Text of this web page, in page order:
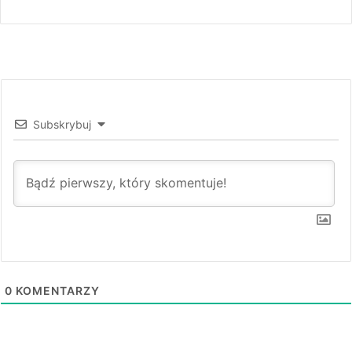
Subskrybuj
0 KOMENTARZY